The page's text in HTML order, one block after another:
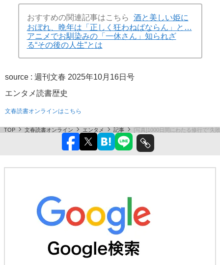
おすすめの関連記事はこちら
酒と美しい姫に
おぼれ、晩年は「正しく狂わねばならん」と…
アニメでお馴染みの「一休さん」知られざ
る“その後の人生”とは
source : 週刊文春 2025年10月16日号
エンタメ読書歴史
文春読書オンラインはこちら
TOP 文春読書オンライン エンタメ 記事 [写真]1000日間にわたる修行で“失